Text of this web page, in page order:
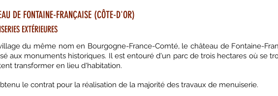
DE FONTAINE-FRANÇAISE (CÔTE-D'OR)
EXTÉRIEURES
du même nom en Bourgogne-France-Comté, le château de Fontaine-
aux monuments historiques. Il est entouré d'un parc de trois hectares où se
transformer en lieu d'habitation.
le contrat pour la réalisation de la majorité des travaux de menuiserie.